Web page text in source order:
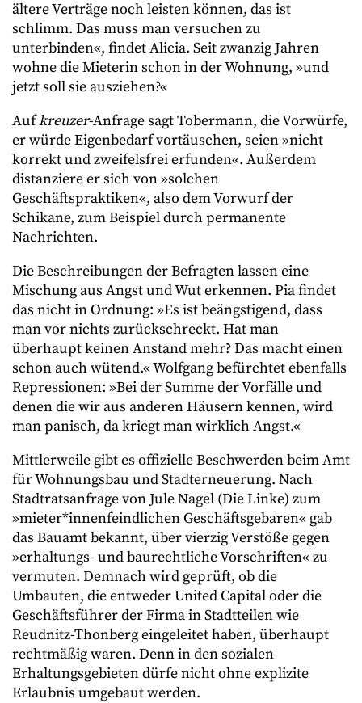
ältere Verträge noch leisten können, das ist
schlimm. Das muss man versuchen zu
unterbinden«, findet Alicia. Seit zwanzig Jahren
wohne die Mieterin schon in der Wohnung, »und
jetzt soll sie ausziehen?«
Aufkreuzer-Anfrage sagt Tobermann, die Vorwürfe,
er würde Eigenbedarf vortäuschen, seien »nicht
korrekt und zweifelsfrei erfunden«. Außerdem
distanziere er sich von »solchen
Geschäftspraktiken«, also dem Vorwurf der
Schikane, zum Beispiel durch permanente
Nachrichten.
Die Beschreibungen der Befragten lassen eine
Mischung aus Angst und Wut erkennen. Pia findet
das nicht in Ordnung: »Es ist beängstigend, dass
man vor nichts zurückschreckt. Hat man
überhaupt keinen Anstand mehr? Das macht einen
schon auch wütend.« Wolfgang befürchtet ebenfalls
Repressionen: »Bei der Summe der Vorfälle und
denen die wir aus anderen Häusern kennen, wird
man panisch, da kriegt man wirklich Angst.«
Mittlerweile gibt es offizielle Beschwerden beim Amt
für Wohnungsbau und Stadterneuerung. Nach
Stadtratsanfrage von Jule Nagel (Die Linke) zum
»mieter*innenfeindlichen Geschäftsgebaren« gab
das Bauamt bekannt, über vierzig Verstöße gegen
»erhaltungs- und baurechtliche Vorschriften« zu
vermuten. Demnach wird geprüft, ob die
Umbauten, die entweder United Capital oder die
Geschäftsführer der Firma in Stadtteilen wie
Reudnitz-Thonberg eingeleitet haben, überhaupt
rechtmäßig waren. Denn in den sozialen
Erhaltungsgebieten dürfe nicht ohne explizite
Erlaubnis umgebaut werden.